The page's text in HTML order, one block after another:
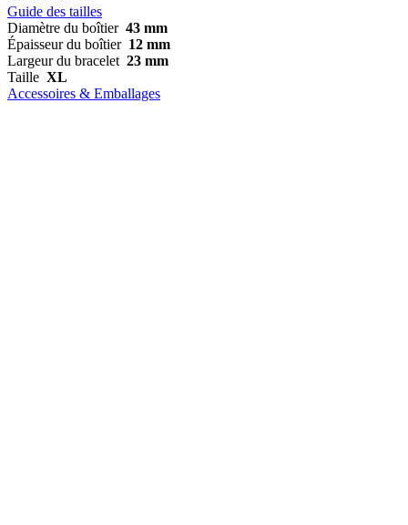
Guide des tailles
Diamètre du boîtier 43 mm
Épaisseur du boîtier 12 mm
Largeur du bracelet 23 mm
Taille XL
Accessoires & Emballages